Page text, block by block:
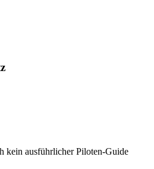
kein ausführlicher Piloten-Guide